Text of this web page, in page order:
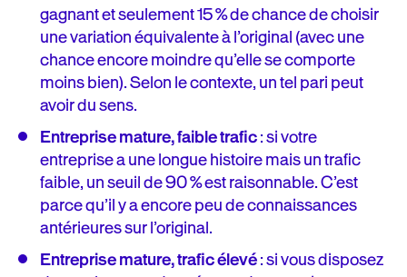
gagnant et seulement 15 % de chance de choisir
une variation équivalente à l’original (avec une
chance encore moindre qu’elle se comporte
moins bien). Selon le contexte, un tel pari peut
avoir du sens.
Entreprise mature, faible trafic:si votre
entreprise a une longue histoire mais un trafic
faible, un seuil de 90 % est raisonnable. C’est
parce qu’il y a encore peu de connaissances
antérieures sur l’original.
Entreprise mature, trafic élevé:si vous disposez